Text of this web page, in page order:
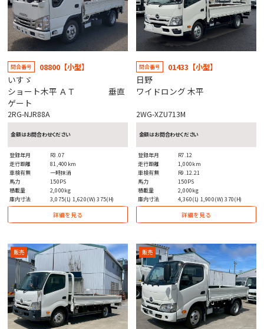
問合番号 08800【小型】
いすゞ
ショート木平 ＡＴ 垂直
ゲート
2RG-NJR88A
金額はお問合わせください
登録年月
走行距離
車検有無
馬力
積載量
庫内寸法
R3.07
81,400km
一時抹消
150PS
2,000kg
3,075(L) 1,620(W) 375(H)
詳細を見る
問合番号 01433【小型】
日野
ワイドロング 木平
2WG-XZU713M
金額はお問合わせください
登録年月
走行距離
車検有無
馬力
積載量
庫内寸法
R7.12
1,000km
R9.12.21
150PS
2,000kg
4,360(L) 1,900(W) 370(H)
詳細を見る
販売 販売